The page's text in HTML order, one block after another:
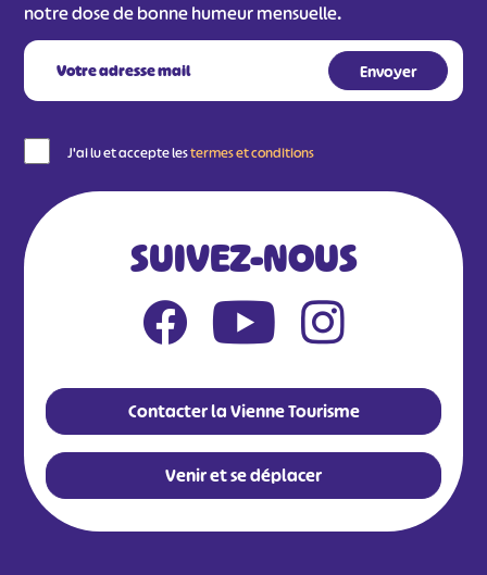
notre dose de bonne humeur mensuelle.
J'ai lu et accepte lestermes et conditions
SUIVEZ-NOUS
Contacter la Vienne Tourisme
Venir et se déplacer